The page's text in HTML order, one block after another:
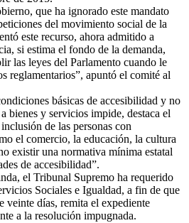
que ha ignorado este mandato
del movimiento social de la
este recurso, ahora admitido a
si estima el fondo de la demanda,
las leyes del Parlamento cuando le
reglamentarios”, apuntó el comité al
básicas de accesibilidad y no
bienes y servicios impide, destaca el
de las personas con
el comercio, la educación, la cultura
existir una normativa mínima estatal
de accesibilidad”.
el Tribunal Supremo ha requerido
Sociales e Igualdad, a fin de que
veinte días, remita el expediente
a la resolución impugnada.